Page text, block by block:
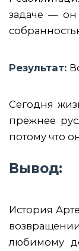
задаче —
Результат:
Сегодня
прежнее
потому что
Вывод:
История
любимому